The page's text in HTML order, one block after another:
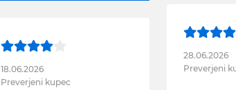
28.06.2026
Preverjeni
18.06.2026
Preverjeni kupec